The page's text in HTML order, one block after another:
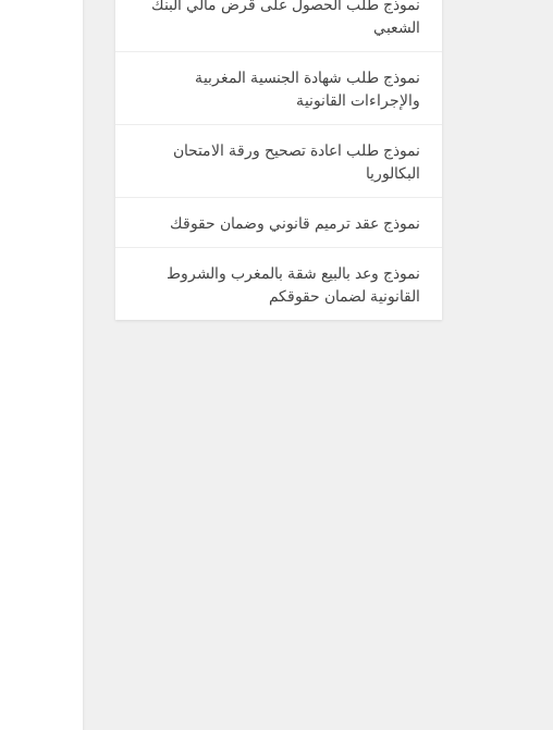
الشعبي
نموذج طلب شهادة الجنسية المغربية
والإجراءات القانونية
نموذج طلب اعادة تصحيح ورقة الامتحان
البكالوريا
نموذج عقد ترميم قانوني وضمان حقوقك
نموذج وعد بالبيع شقة بالمغرب والشروط
القانونية لضمان حقوقكم